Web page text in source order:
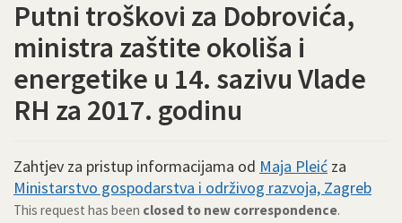
Putni troškovi za Dobrovića,
ministra zaštite okoliša i
energetike u 14. sazivu Vlade
RH za 2017. godinu
Zahtjev za pristup informacijama od Maja Pleić za
Ministarstvo gospodarstva i održivog razvoja, Zagreb
This request has been closed to new correspondence.